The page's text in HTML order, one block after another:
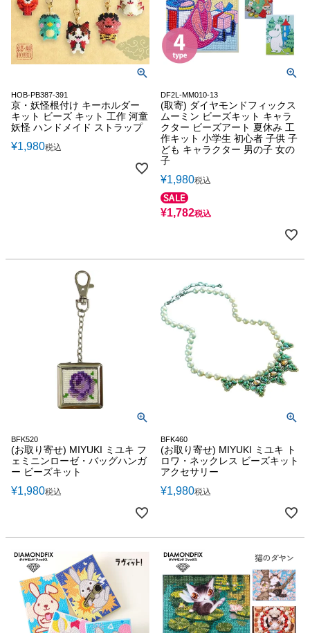
HOB-PB387-391
京・妖怪根付け キーホルダー
キット ビーズ キット 工作 河童
妖怪 ハンドメイド ストラップ
¥1,980税込
DF2L-MM010-13
(取寄) ダイヤモンドフィックス
ムーミン ビーズキット キャラ
クター ビーズアート 夏休み 工
作キット 小学生 初心者 子供 子
ども キャラクター 男の子 女の
子
¥1,980税込
¥1,782税込
BFK520
(お取り寄せ) MIYUKI ミユキ フ
ェミニンローゼ・バッグハンガ
ー ビーズキット
¥1,980税込
BFK460
(お取り寄せ) MIYUKI ミユキ ト
ロワ・ネックレス ビーズキット
アクセサリー
¥1,980税込